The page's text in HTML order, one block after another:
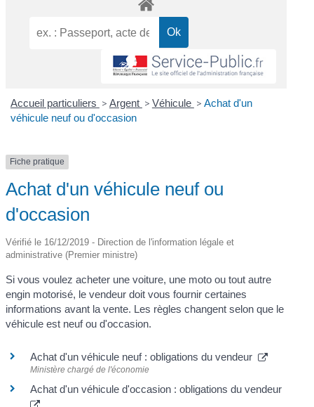
Accueil particuliers > Argent > Véhicule > Achat d'un
véhicule neuf ou d'occasion
Fiche pratique
Achat d'un véhicule neuf ou
d'occasion
Vérifié le 16/12/2019 - Direction de l'information légale et
administrative (Premier ministre)
Si vous voulez acheter une voiture, une moto ou tout autre
engin motorisé, le vendeur doit vous fournir certaines
informations avant la vente. Les règles changent selon que le
véhicule est neuf ou d'occasion.
Achat d'un véhicule neuf : obligations du vendeur
Ministère chargé de l'économie
Achat d'un véhicule d'occasion : obligations du vendeur